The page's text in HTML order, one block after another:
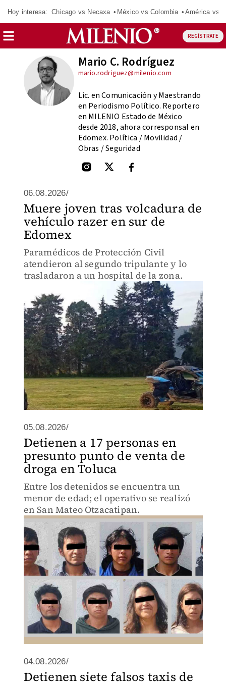
Hoy interesa: Chicago vs Necaxa México vs Colombia América vs
REGÍSTRATE
Mario C. Rodríguez
mario.rodriguez@milenio.com
Lic. en Comunicación y Maestrando
en Periodismo Político. Reportero
en MILENIO Estado de México
desde 2018, ahora corresponsal en
Edomex. Política / Movilidad /
Obras / Seguridad
06.08.2026/
Muere joven tras volcadura de
vehículo razer en sur de
Edomex
Paramédicos de Protección Civil
atendieron al segundo tripulante y lo
trasladaron a un hospital de la zona.
05.08.2026/
Detienen a 17 personas en
presunto punto de venta de
droga en Toluca
Entre los detenidos se encuentra un
menor de edad; el operativo se realizó
en San Mateo Otzacatipan.
04.08.2026/
Detienen siete falsos taxis de